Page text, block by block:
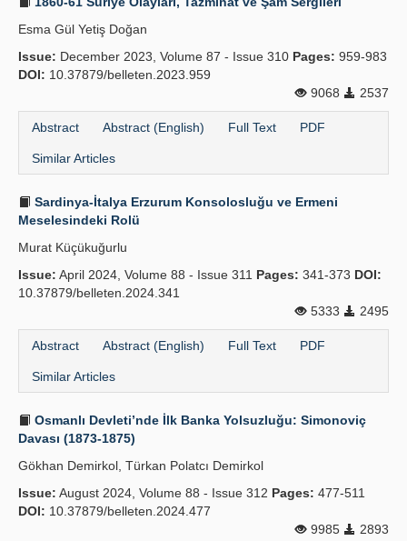
Esma Gül Yetiş Doğan
Issue: December 2023, Volume 87 - Issue 310 Pages: 959-983
DOI: 10.37879/belleten.2023.959
9068
2537
Abstract Abstract (English) Full Text PDF
Similar Articles
Sardinya-İtalya Erzurum Konsolosluğu ve Ermeni
Meselesindeki Rolü
Murat Küçükuğurlu
Issue: April 2024, Volume 88 - Issue 311 Pages: 341-373 DOI:
10.37879/belleten.2024.341
5333
2495
Abstract Abstract (English) Full Text PDF
Similar Articles
Osmanlı Devleti’nde İlk Banka Yolsuzluğu: Simonoviç
Davası (1873-1875)
Gökhan Demirkol, Türkan Polatcı Demirkol
Issue: August 2024, Volume 88 - Issue 312 Pages: 477-511
DOI: 10.37879/belleten.2024.477
9985
2893